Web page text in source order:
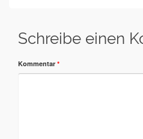
Schreibe einen
Kommentar *